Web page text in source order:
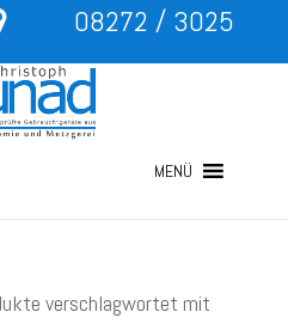
08272 / 3025
MENÜ
verschlagwortet mit